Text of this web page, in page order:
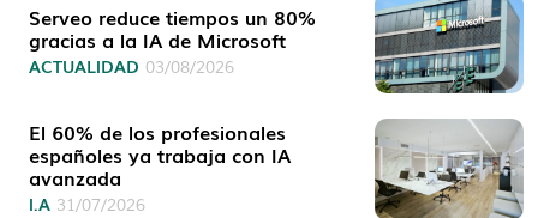
Serveo reduce tiempos un 80%
gracias a la IA de Microsoft
ACTUALIDAD 03/08/2026
El 60% de los profesionales
españoles ya trabaja con IA
avanzada
I.A 31/07/2026